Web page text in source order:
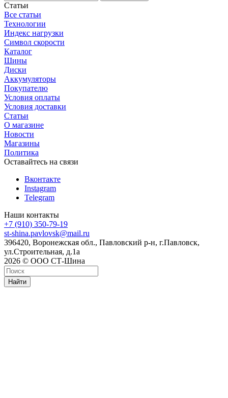
Статьи
Все статьи
Технологии
Индекс нагрузки
Символ скорости
Каталог
Шины
Диски
Аккумуляторы
Покупателю
Условия оплаты
Условия доставки
Статьи
О магазине
Новости
Магазины
Политика
Оставайтесь на связи
Вконтакте
Instagram
Telegram
Наши контакты
+7 (910) 350-79-19
st-shina.pavlovsk@mail.ru
396420, Воронежская обл., Павловский р-н, г.Павловск,
ул.Строительная, д.1а
2026 © ООО СТ-Шина
Найти